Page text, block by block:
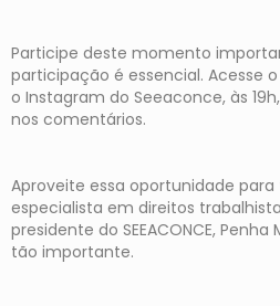
Participe deste momento
participação é essencial. Acesse
o Instagram do Seeaconce, às
nos comentários.
Aproveite essa oportunidade
especialista em direitos
presidente do SEEACONCE,
tão importante.